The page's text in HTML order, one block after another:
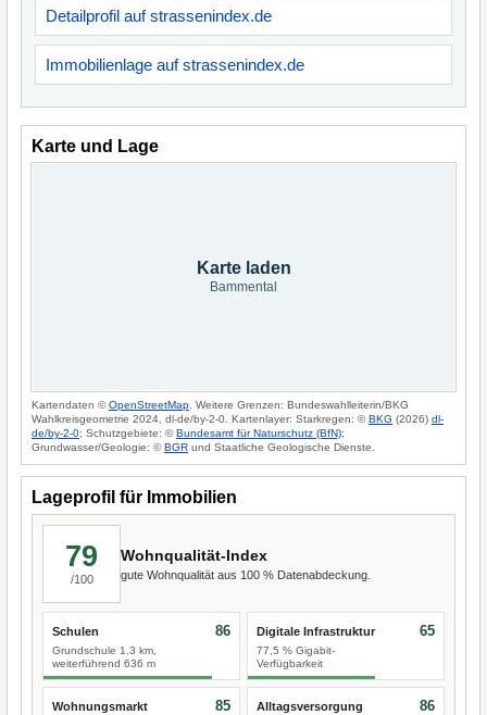
Detailprofil auf strassenindex.de
Immobilienlage auf strassenindex.de
Karte und Lage
Karte laden
Bammental
Kartendaten ©OpenStreetMap . Weitere Grenzen: Bundeswahlleiterin/BKG
Wahlkreisgeometrie 2024, dl-de/by-2-0. Kartenlayer: Starkregen: ©BKG (2026) dl-
de/by-2-0; Schutzgebiete: ©Bundesamt für Naturschutz (BfN);
Grundwasser/Geologie: ©BGR und Staatliche Geologische Dienste.
Lageprofil für Immobilien
79
/100
Wohnqualität-Index
gute Wohnqualität aus 100 % Datenabdeckung.
Schulen
Grundschule 1,3 km,
weiterführend 636 m
86 Digitale Infrastruktur
77,5 % Gigabit-
Verfügbarkeit
65
Wohnungsmarkt 85 Alltagsversorgung 86